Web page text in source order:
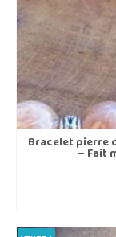
Bracelet pierre
– Fait